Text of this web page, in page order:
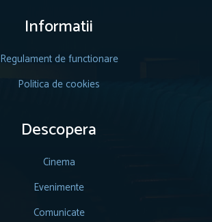
Informatii
Regulament de functionare
Politica de cookies
Descopera
Cinema
Evenimente
Comunicate